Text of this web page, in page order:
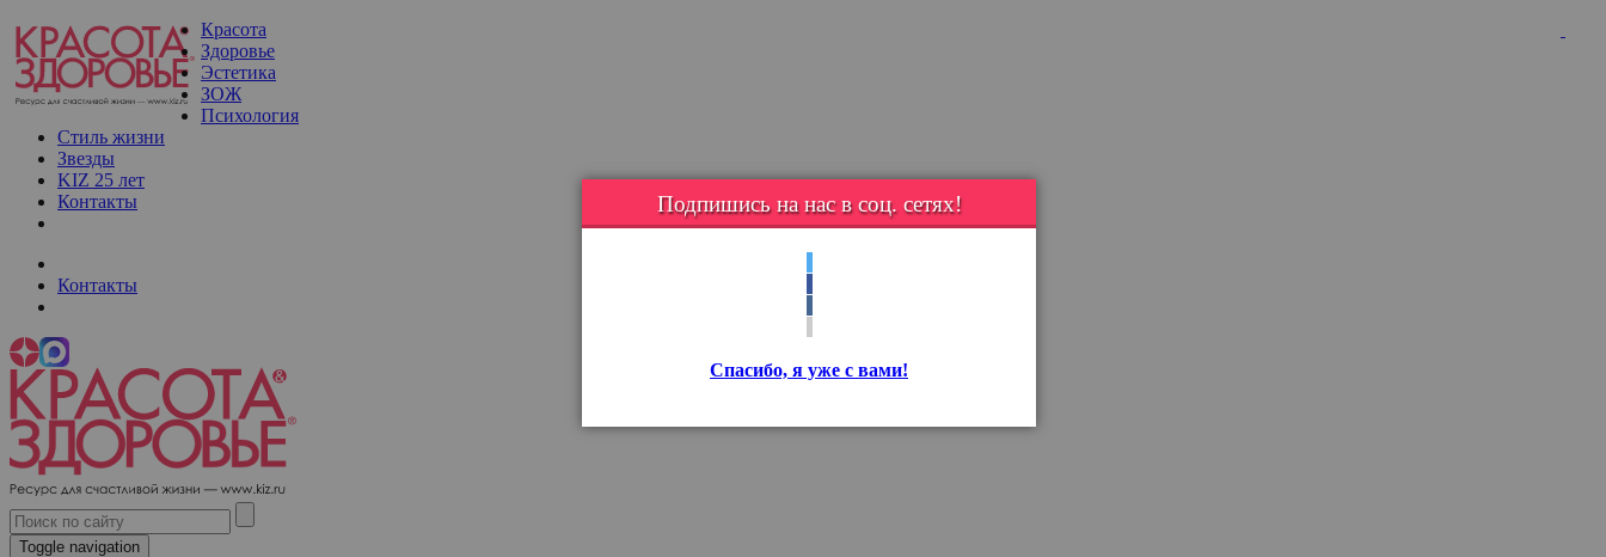
Красота
Здоровье
Эстетика
ЗОЖ
Психология
Стиль жизни
Звезды
KIZ 25 лет
Контакты
Контакты
Toggle navigation
Подпишись на нас в соц. сетях!
Спасибо, я уже с вами!